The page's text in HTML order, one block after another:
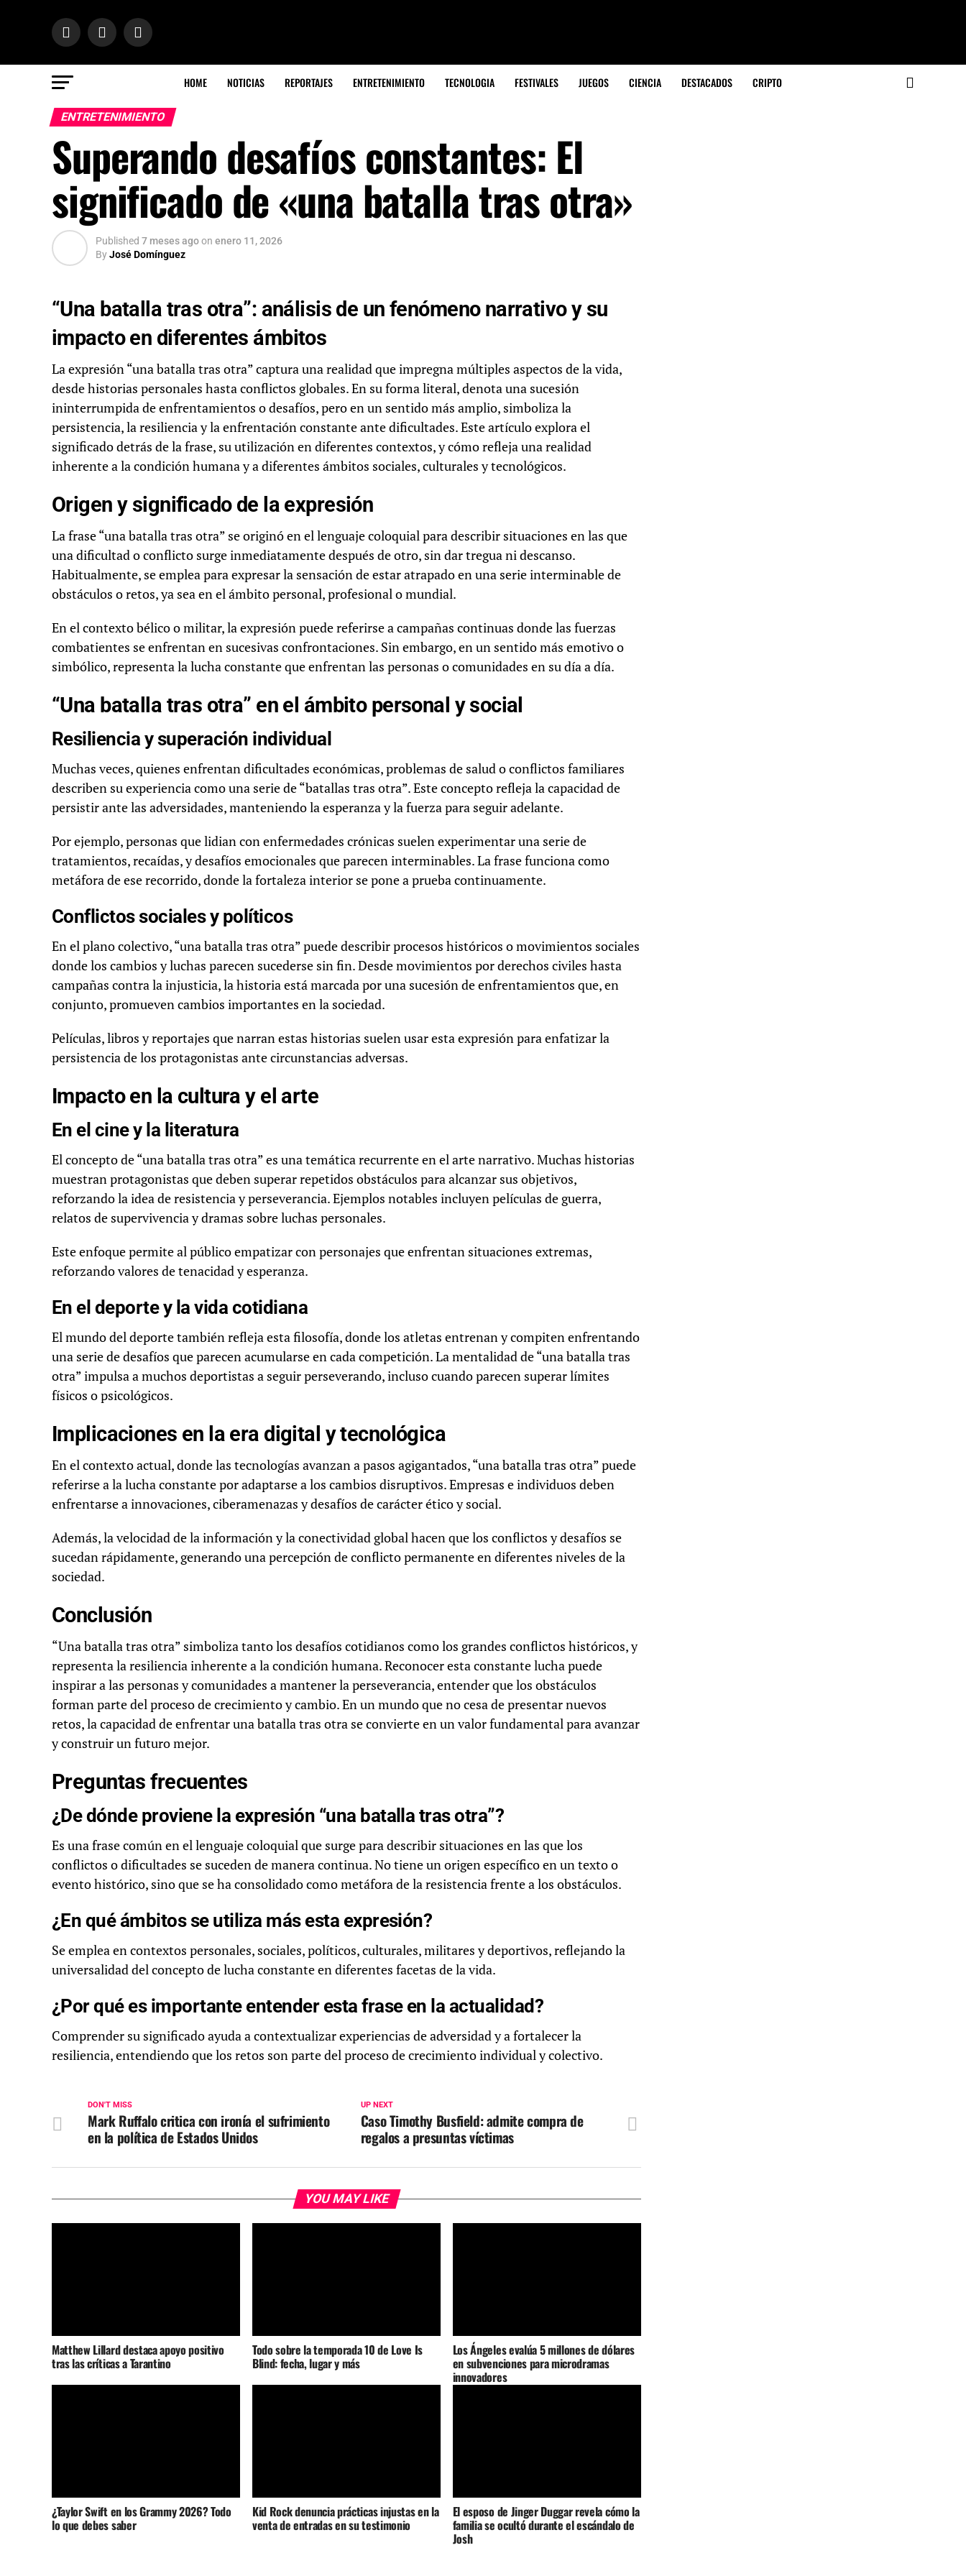
HOME NOTICIAS REPORTAJES ENTRETENIMIENTO TECNOLOGIA FESTIVALES JUEGOS CIENCIA DESTACADOS CRIPTO
ENTRETENIMIENTO
Superando desafíos constantes: El
significado de «una batalla tras otra»
Published 7 meses agoon enero 11, 2026
ByJosé Domínguez
“Una batalla tras otra”: análisis de un fenómeno narrativo y su
impacto en diferentes ámbitos
La expresión “una batalla tras otra” captura una realidad que impregna múltiples aspectos de la vida,
desde historias personales hasta conflictos globales. En su forma literal, denota una sucesión
ininterrumpida de enfrentamientos o desafíos, pero en un sentido más amplio, simboliza la
persistencia, la resiliencia y la enfrentación constante ante dificultades. Este artículo explora el
significado detrás de la frase, su utilización en diferentes contextos, y cómo refleja una realidad
inherente a la condición humana y a diferentes ámbitos sociales, culturales y tecnológicos.
Origen y significado de la expresión
La frase “una batalla tras otra” se originó en el lenguaje coloquial para describir situaciones en las que
una dificultad o conflicto surge inmediatamente después de otro, sin dar tregua ni descanso.
Habitualmente, se emplea para expresar la sensación de estar atrapado en una serie interminable de
obstáculos o retos, ya sea en el ámbito personal, profesional o mundial.
En el contexto bélico o militar, la expresión puede referirse a campañas continuas donde las fuerzas
combatientes se enfrentan en sucesivas confrontaciones. Sin embargo, en un sentido más emotivo o
simbólico, representa la lucha constante que enfrentan las personas o comunidades en su día a día.
“Una batalla tras otra” en el ámbito personal y social
Resiliencia y superación individual
Muchas veces, quienes enfrentan dificultades económicas, problemas de salud o conflictos familiares
describen su experiencia como una serie de “batallas tras otra”. Este concepto refleja la capacidad de
persistir ante las adversidades, manteniendo la esperanza y la fuerza para seguir adelante.
Por ejemplo, personas que lidian con enfermedades crónicas suelen experimentar una serie de
tratamientos, recaídas, y desafíos emocionales que parecen interminables. La frase funciona como
metáfora de ese recorrido, donde la fortaleza interior se pone a prueba continuamente.
Conflictos sociales y políticos
En el plano colectivo, “una batalla tras otra” puede describir procesos históricos o movimientos sociales
donde los cambios y luchas parecen sucederse sin fin. Desde movimientos por derechos civiles hasta
campañas contra la injusticia, la historia está marcada por una sucesión de enfrentamientos que, en
conjunto, promueven cambios importantes en la sociedad.
Películas, libros y reportajes que narran estas historias suelen usar esta expresión para enfatizar la
persistencia de los protagonistas ante circunstancias adversas.
Impacto en la cultura y el arte
En el cine y la literatura
El concepto de “una batalla tras otra” es una temática recurrente en el arte narrativo. Muchas historias
muestran protagonistas que deben superar repetidos obstáculos para alcanzar sus objetivos,
reforzando la idea de resistencia y perseverancia. Ejemplos notables incluyen películas de guerra,
relatos de supervivencia y dramas sobre luchas personales.
Este enfoque permite al público empatizar con personajes que enfrentan situaciones extremas,
reforzando valores de tenacidad y esperanza.
En el deporte y la vida cotidiana
El mundo del deporte también refleja esta filosofía, donde los atletas entrenan y compiten enfrentando
una serie de desafíos que parecen acumularse en cada competición. La mentalidad de “una batalla tras
otra” impulsa a muchos deportistas a seguir perseverando, incluso cuando parecen superar límites
físicos o psicológicos.
Implicaciones en la era digital y tecnológica
En el contexto actual, donde las tecnologías avanzan a pasos agigantados, “una batalla tras otra” puede
referirse a la lucha constante por adaptarse a los cambios disruptivos. Empresas e individuos deben
enfrentarse a innovaciones, ciberamenazas y desafíos de carácter ético y social.
Además, la velocidad de la información y la conectividad global hacen que los conflictos y desafíos se
sucedan rápidamente, generando una percepción de conflicto permanente en diferentes niveles de la
sociedad.
Conclusión
“Una batalla tras otra” simboliza tanto los desafíos cotidianos como los grandes conflictos históricos, y
representa la resiliencia inherente a la condición humana. Reconocer esta constante lucha puede
inspirar a las personas y comunidades a mantener la perseverancia, entender que los obstáculos
forman parte del proceso de crecimiento y cambio. En un mundo que no cesa de presentar nuevos
retos, la capacidad de enfrentar una batalla tras otra se convierte en un valor fundamental para avanzar
y construir un futuro mejor.
Preguntas frecuentes
¿De dónde proviene la expresión “una batalla tras otra”?
Es una frase común en el lenguaje coloquial que surge para describir situaciones en las que los
conflictos o dificultades se suceden de manera continua. No tiene un origen específico en un texto o
evento histórico, sino que se ha consolidado como metáfora de la resistencia frente a los obstáculos.
¿En qué ámbitos se utiliza más esta expresión?
Se emplea en contextos personales, sociales, políticos, culturales, militares y deportivos, reflejando la
universalidad del concepto de lucha constante en diferentes facetas de la vida.
¿Por qué es importante entender esta frase en la actualidad?
Comprender su significado ayuda a contextualizar experiencias de adversidad y a fortalecer la
resiliencia, entendiendo que los retos son parte del proceso de crecimiento individual y colectivo.
UP NEXT
Caso Timothy Busfield: admite compra de
regalos a presuntas víctimas
DON'T MISS
Mark Ruffalo critica con ironía el sufrimiento
en la política de Estados Unidos
YOU MAY LIKE
Matthew Lillard destaca apoyo positivo
tras las críticas a Tarantino
Todo sobre la temporada 10 de Love Is
Blind: fecha, lugar y más
Los Ángeles evalúa 5 millones de dólares
en subvenciones para microdramas
innovadores
¿Taylor Swift en los Grammy 2026? Todo
lo que debes saber
Kid Rock denuncia prácticas injustas en la
venta de entradas en su testimonio
El esposo de Jinger Duggar revela cómo la
familia se ocultó durante el escándalo de
Josh